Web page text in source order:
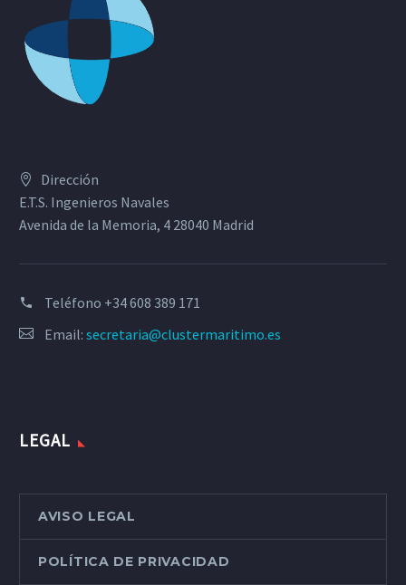
Dirección
E.T.S. Ingenieros Navales
Avenida de la Memoria, 4 28040 Madrid
Teléfono +34 608 389 171
Email: secretaria@clustermaritimo.es
LEGAL
AVISO LEGAL
POLÍTICA DE PRIVACIDAD